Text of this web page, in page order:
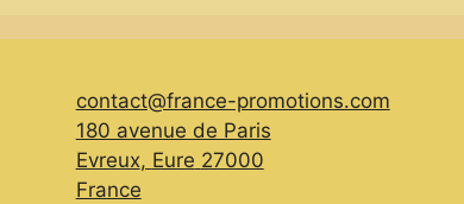
contact@france-promotions.com
180 avenue de Paris
Evreux, Eure 27000
France